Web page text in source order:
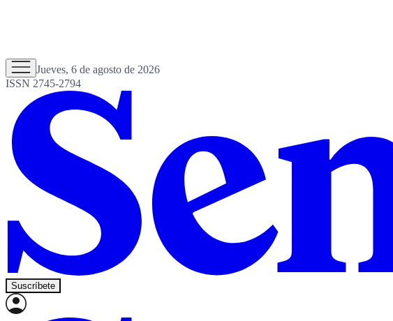
Jueves, 6 de agosto de 2026
ISSN 2745-2794
Suscríbete